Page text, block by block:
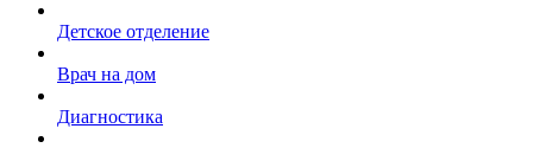
Детское отделение
Врач на дом
Диагностика